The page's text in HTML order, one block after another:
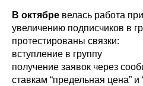
В октябре велась работа
увеличению подписчиков в
протестированы связки:
вступление в группу
получение заявок через
ставкам “предельная цена”